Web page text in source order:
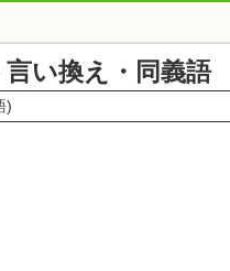
い換え・同義語
)